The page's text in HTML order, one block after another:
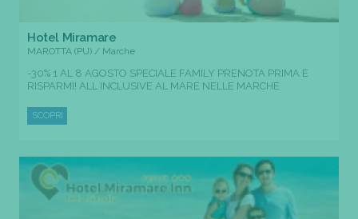
Hotel Miramare
MAROTTA (PU) / Marche
-30% 1 AL 8 AGOSTO SPECIALE FAMILY PRENOTA PRIMA E
RISPARMI! ALL INCLUSIVE AL MARE NELLE MARCHE
SCOPRI